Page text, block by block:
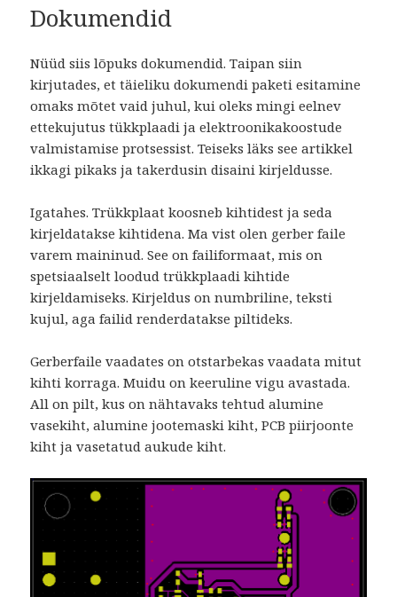
Dokumendid
Nüüd siis lõpuks dokumendid. Taipan siin
kirjutades, et täieliku dokumendi paketi esitamine
omaks mõtet vaid juhul, kui oleks mingi eelnev
ettekujutus tükkplaadi ja elektroonikakoostude
valmistamise protsessist. Teiseks läks see artikkel
ikkagi pikaks ja takerdusin disaini kirjeldusse.
Igatahes. Trükkplaat koosneb kihtidest ja seda
kirjeldatakse kihtidena. Ma vist olen gerber faile
varem maininud. See on failiformaat, mis on
spetsiaalselt loodud trükkplaadi kihtide
kirjeldamiseks. Kirjeldus on numbriline, teksti
kujul, aga failid renderdatakse piltideks.
Gerberfaile vaadates on otstarbekas vaadata mitut
kihti korraga. Muidu on keeruline vigu avastada.
All on pilt, kus on nähtavaks tehtud alumine
vasekiht, alumine jootemaski kiht, PCB piirjoonte
kiht ja vasetatud aukude kiht.